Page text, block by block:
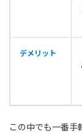
デメリット
この中でも一番手